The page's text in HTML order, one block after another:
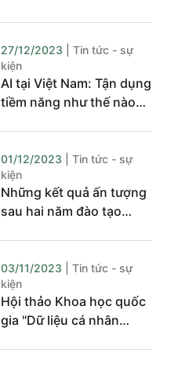
cứu và tư vấn chính sách
27/12/2023
| Tin tức - sự
kiện
AI tại Việt Nam: Tận dụng
tiềm năng như thế nào
01/12/2023
| Tin tức - sự
kiện
Những kết quả ấn tượng
sau hai năm đào tạo
03/11/2023
| Tin tức - sự
kiện
Hội thảo Khoa học quốc
gia "Dữ liệu cá nhân